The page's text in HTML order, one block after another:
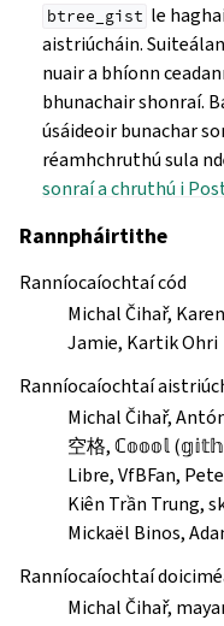
btree_gist le
aistriúcháin.
nuair a bhíonn
bhunachair shonraí.
úsáideoir bunachar
réamhchruthú sula
sonraí a chruthú i
Rannpháirtithe
Ranníocaíochtaí cód
Michal Čihař,
Jamie, Kartik Ohri
Ranníocaíochtaí
Michal Čihař,
空格, ℂ𝕠𝕠𝕠𝕝
Libre, VfBFan,
Kiên Trần Trung,
Mickaël Binos,
Ranníocaíochtaí
Michal Čihař,